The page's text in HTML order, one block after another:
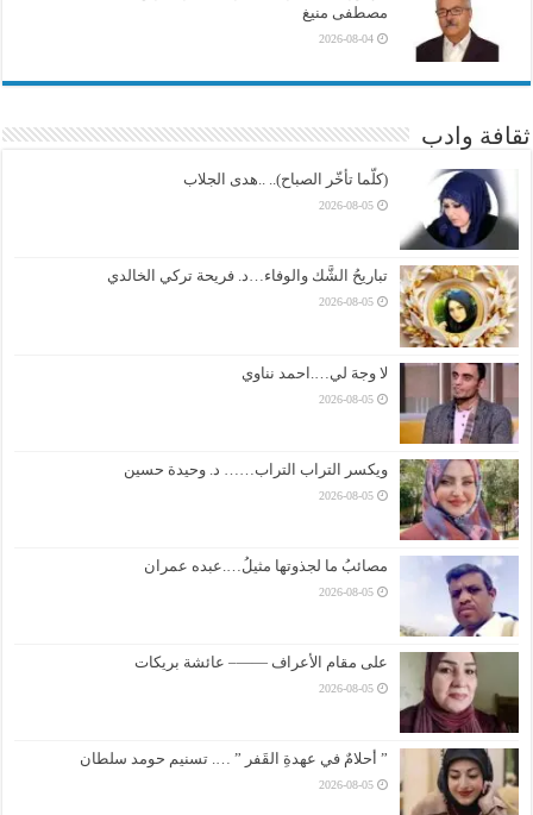
مصطفى منيغ
2026-08-04
ثقافة وادب
(كلّما تأخّر الصباح).. ..هدى الجلاب
2026-08-05
تباريحُ الشَّك والوفاء…د. فريحة تركي الخالدي
2026-08-05
لا وجهَ لي….احمد نناوي
2026-08-05
ويكسر التراب التراب…… د. وحيدة حسين
2026-08-05
مصائبُ ما لجذوتها مثيلُ….عبده عمران
2026-08-05
على مقام الأعراف ——– عائشة بريكات
2026-08-05
” أحلامٌ في عهدةِ القَفر ” …. تسنيم حومد سلطان
2026-08-05